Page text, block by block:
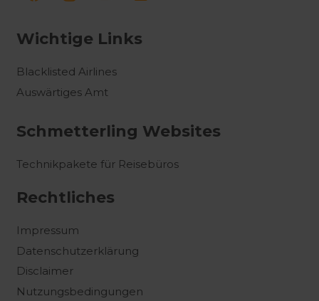
Wichtige Links
Blacklisted Airlines
Auswärtiges Amt
Schmetterling Websites
Technikpakete für Reisebüros
Rechtliches
Impressum
Datenschutzerklärung
Disclaimer
Nutzungsbedingungen